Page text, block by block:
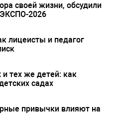
своей жизни, обсудили
2026
лицеисты и педагог
тех же детей: как
садах
привычки влияют на